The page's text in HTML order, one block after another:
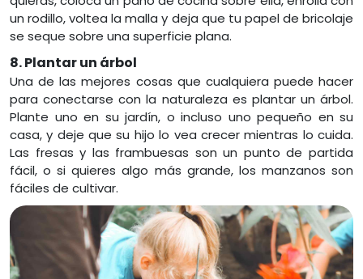
un rodillo, voltea la malla y deja que tu papel de bricolaje
se seque sobre una superficie plana.
8. Plantar un árbol
Una de las mejores cosas que cualquiera puede hacer
para conectarse con la naturaleza es plantar un árbol.
Plante uno en su jardín, o incluso uno pequeño en su
casa, y deje que su hijo lo vea crecer mientras lo cuida.
Las fresas y las frambuesas son un punto de partida
fácil, o si quieres algo más grande, los manzanos son
fáciles de cultivar.